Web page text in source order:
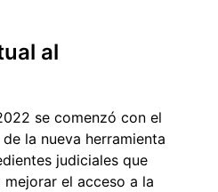
al
se comenzó con el
la nueva herramienta
judiciales que
el acceso a la